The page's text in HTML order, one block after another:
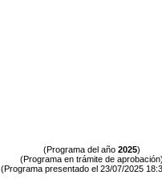
(Programa del año 2025)
(Programa en trámite de aprobación)
(Programa presentado el 23/07/2025